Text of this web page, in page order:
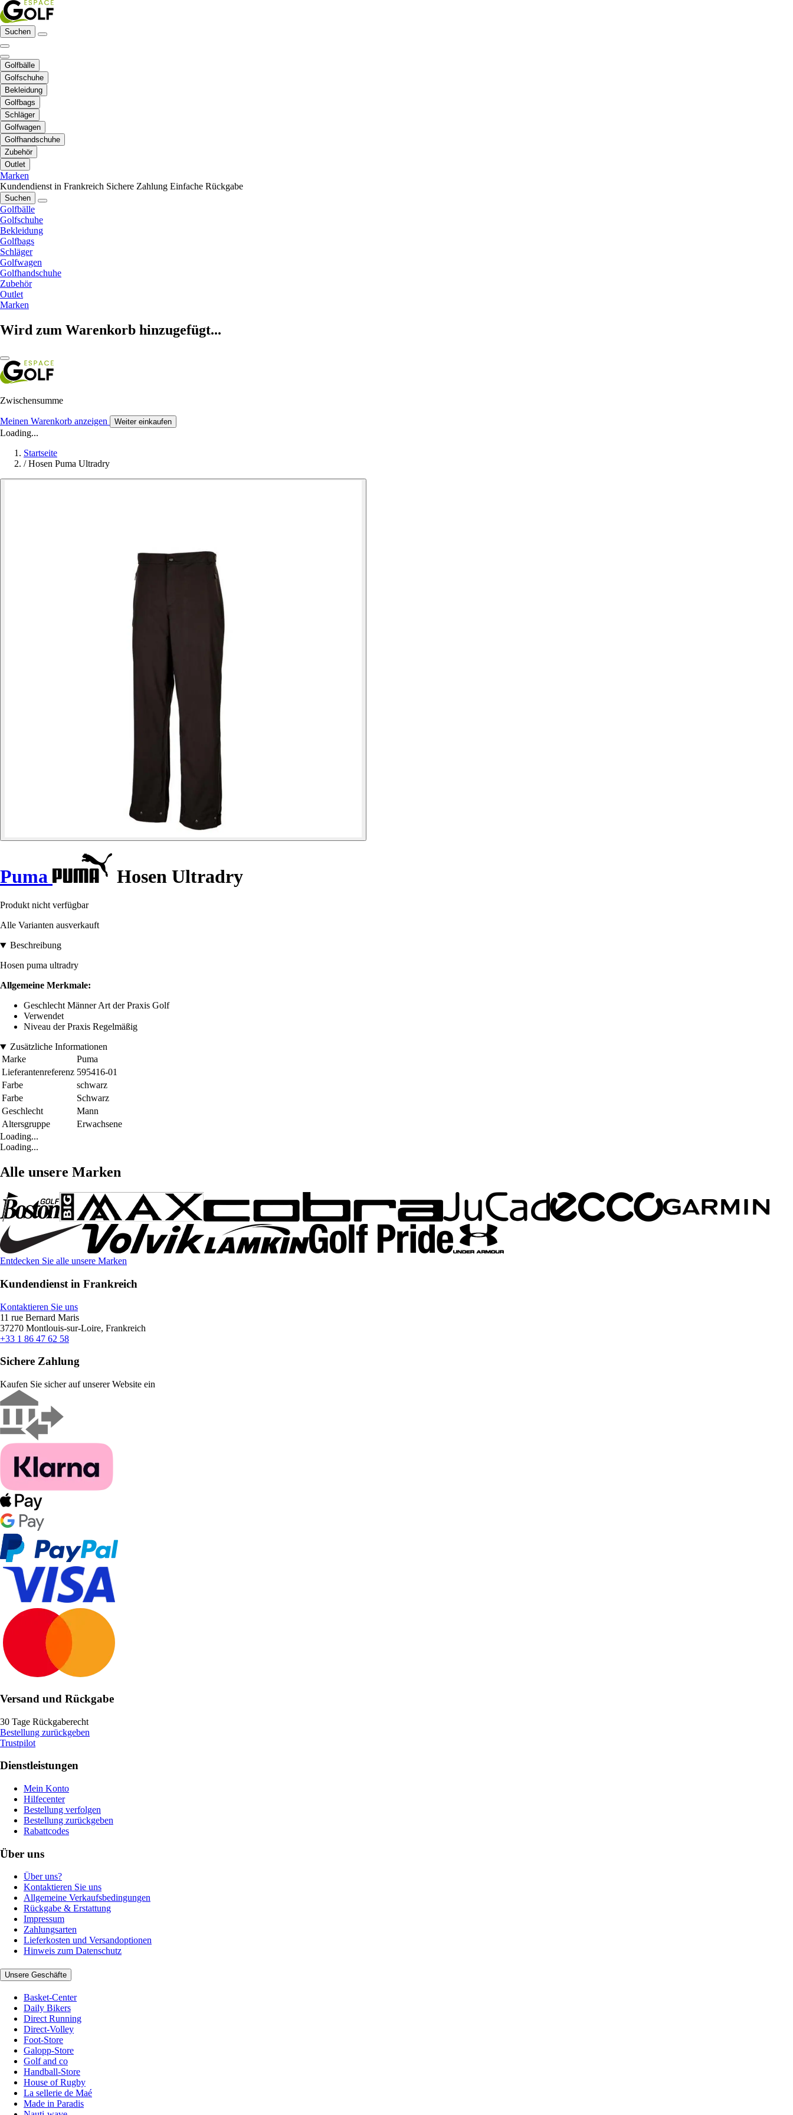
Suchen
Golfbälle
Golfschuhe
Bekleidung
Golfbags
Schläger
Golfwagen
Golfhandschuhe
Zubehör
Outlet
Marken
Kundendienst in Frankreich Sichere Zahlung Einfache Rückgabe
Suchen
Golfbälle
Golfschuhe
Bekleidung
Golfbags
Schläger
Golfwagen
Golfhandschuhe
Zubehör
Outlet
Marken
Wird zum Warenkorb hinzugefügt...
Zwischensumme
Meinen Warenkorb anzeigen Weiter einkaufen
Loading...
Startseite
/ Hosen Puma Ultradry
Puma Hosen Ultradry
Produkt nicht verfügbar
Alle Varianten ausverkauft
Beschreibung
Hosen puma ultradry
Allgemeine Merkmale:
Geschlecht Männer Art der Praxis Golf
Verwendet
Niveau der Praxis Regelmäßig
Zusätzliche Informationen
Marke
Puma
Lieferantenreferenz 595416-01
Farbe
schwarz
Farbe
Schwarz
Geschlecht
Mann
Altersgruppe
Erwachsene
Loading...
Loading...
Alle unsere Marken
Entdecken Sie alle unsere Marken
Kundendienst in Frankreich
Kontaktieren Sie uns
11 rue Bernard Maris
37270 Montlouis-sur-Loire, Frankreich
+33 1 86 47 62 58
Sichere Zahlung
Kaufen Sie sicher auf unserer Website ein
Versand und Rückgabe
30 Tage Rückgaberecht
Bestellung zurückgeben
Trustpilot
Dienstleistungen
Mein Konto
Hilfecenter
Bestellung verfolgen
Bestellung zurückgeben
Rabattcodes
Über uns
Über uns?
Kontaktieren Sie uns
Allgemeine Verkaufsbedingungen
Rückgabe & Erstattung
Impressum
Zahlungsarten
Lieferkosten und Versandoptionen
Hinweis zum Datenschutz
Unsere Geschäfte
Basket-Center
Daily Bikers
Direct Running
Direct-Volley
Foot-Store
Galopp-Store
Golf and co
Handball-Store
House of Rugby
La sellerie de Maé
Made in Paradis